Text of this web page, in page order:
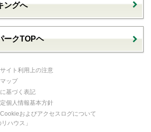
ングへ
ークTOPヘ
サイト利用上の注意
ップ
基づく表記
個人情報基本方針
Cookieおよびアクセスログについて
リハウス」